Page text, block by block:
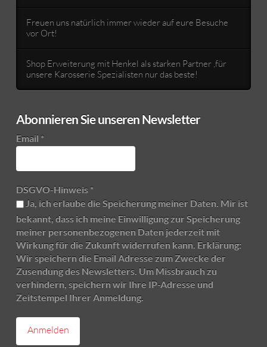
Freuen uns natürlich immer wieder auf eure Besuche
vor Ort!
Shop Erweiterung mit Henkel als starken Partner ,für
unsere Karosserie Spezialisten nur das beste!
Abonnieren Sie unseren Newsletter
Email *
DSGVO-Hinweis*
Ja, ich erlaube die Speicherung meiner Daten. Mir ist
bekannt, dass ich meine Einwilligung zur Speicherung
meiner personenbezogenen Daten jederzeit mit
Wirkung für die Zukunft widerrufen kann. Erklärung:
Wir speichern die Email Adresse zum Zwecke der
Zusendung des Newsletters. Um Missbrauch zu
verhindern, speichern wir Ihre IP-Adresse und
Zeitstempel Ihrer Anmeldung.